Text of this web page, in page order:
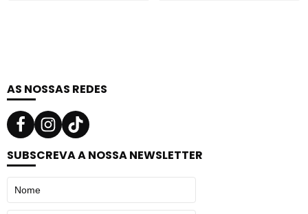
AS NOSSAS REDES
SUBSCREVA A NOSSA NEWSLETTER